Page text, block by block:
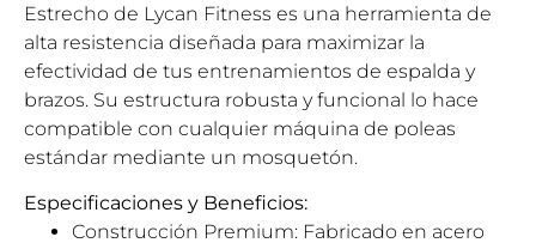
Estrecho de Lycan Fitness es una herramienta de
alta resistencia diseñada para maximizar la
efectividad de tus entrenamientos de espalda y
brazos. Su estructura robusta y funcional lo hace
compatible con cualquier máquina de poleas
estándar mediante un mosquetón.
Especificaciones y Beneficios:
Construcción Premium: Fabricado en acero